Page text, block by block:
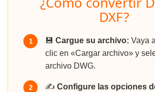
DXF?
1 💾 Cargue su archivo: Vaya
clic en «Cargar archivo» y
archivo DWG.
2 ✍️ Configure las opciones